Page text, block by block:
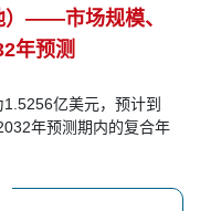
）——市场规模、
年预测
亿美元，预计到
年预测期内的复合年